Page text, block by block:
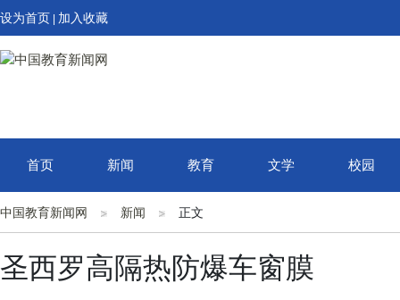
设为首页 加入收藏
首页 新闻 教育 文学 校园
中国教育新闻网 新闻 正文
圣西罗高隔热防爆车窗膜